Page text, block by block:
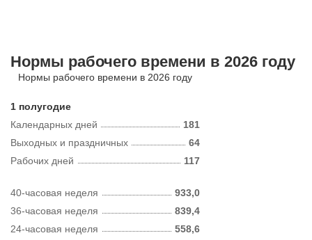
Нормы рабочего времени в 2026 году
Нормы рабочего времени в 2026 году
1 полугодие
Календарных дней
181
Рабочих дней 117
Выходных и праздничных 64
40-часовая неделя
933,0
36-часовая неделя
839,4
24-часовая неделя
558,6